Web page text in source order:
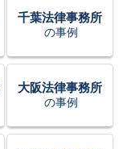
千葉法律事務所
の事例
大阪法律事務所
の事例